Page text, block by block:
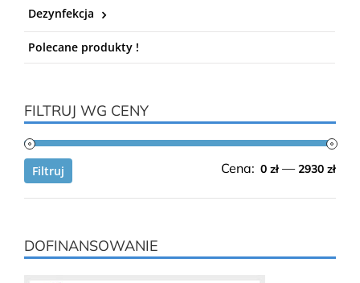
Dezynfekcja
Polecane produkty !
FILTRUJ WG CENY
Filtruj Cena: 0 zł —2930 zł
DOFINANSOWANIE